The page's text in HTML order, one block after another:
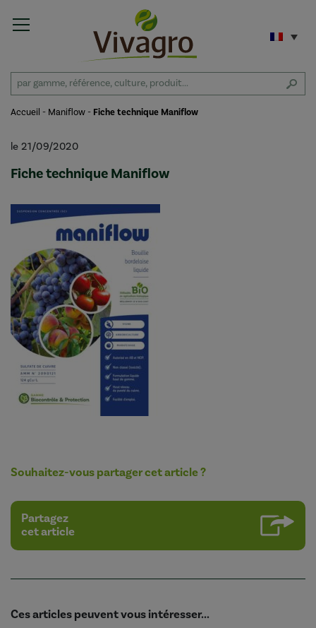
Accueil - Maniflow - Fiche technique Maniflow
le 21/09/2020
Fiche technique Maniflow
Souhaitez-vous partager cet article ?
Partagez
cet article
Ces articles peuvent vous intéresser...